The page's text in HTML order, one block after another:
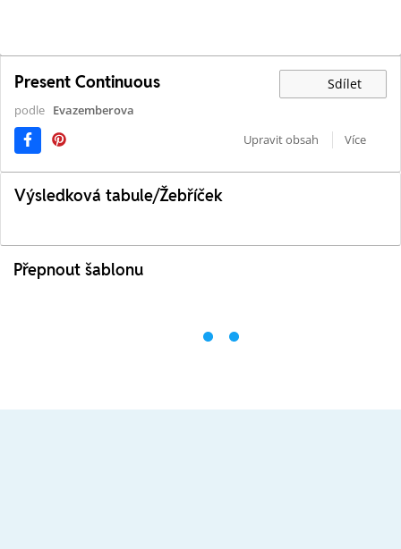
Present Continuous Sdílet
podle Evazemberova
Upravit obsah
Více
Výsledková tabule/Žebříček
Přepnout šablonu